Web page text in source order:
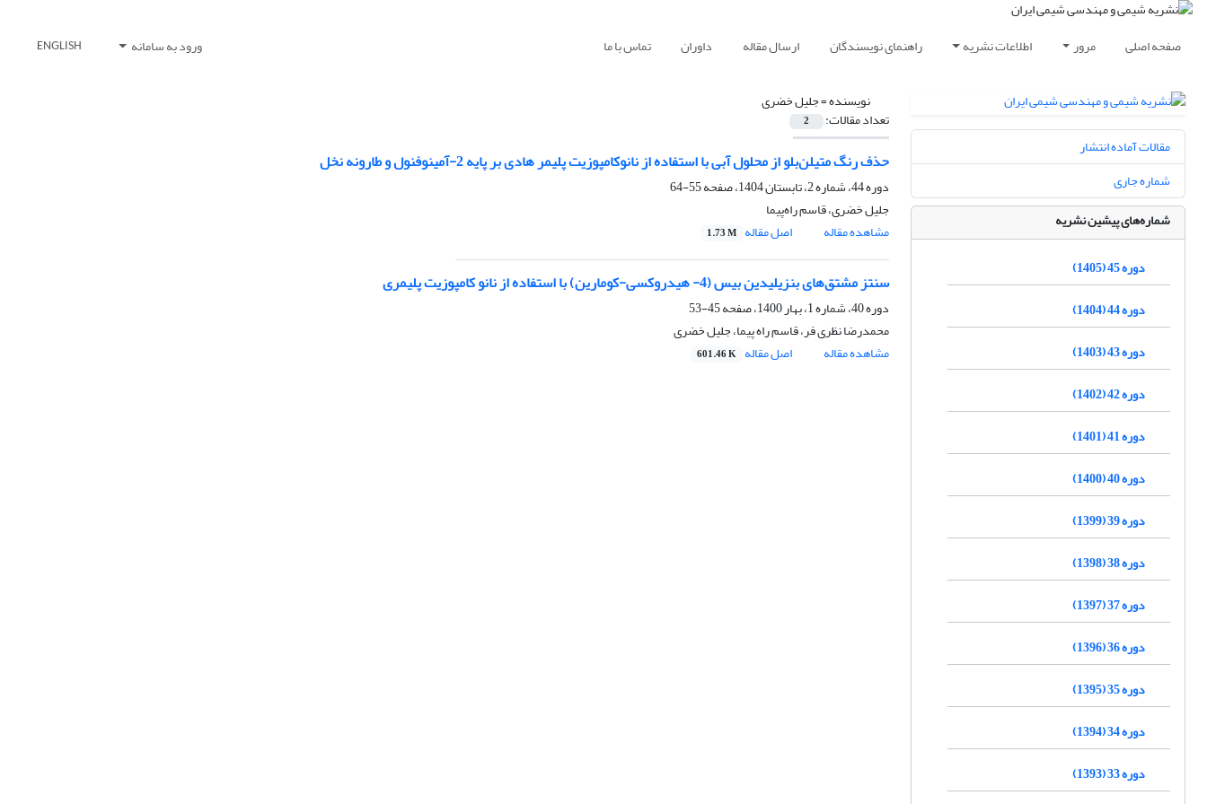
صفحه اصلی مرور اطلاعات نشریه راهنمای نویسندگان ارسال مقاله داوران تماس با ما ورود به سامانه ENGLISH
نویسنده =جلیل خضری
تعداد مقالات: 2
حذف رنگ متیلن‌بلو از محلول آبی با استفاده از نانوکامپوزیت پلیمر هادی بر پایه 2-آمینوفنول و طارونه‌ نخل
دوره 44، شماره 2، تابستان 1404، صفحه
55-64
جلیل خضری، قاسم راه‌پیما
مشاهده مقاله
اصل مقاله 1.73 M
سنتز مشتق‌های بنزیلیدین بیس (‌4- هیدروکسی-کومارین‌) با استفاده از نانو کامپوزیت پلیمری
دوره 40، شماره 1، بهار 1400، صفحه
45-53
محمدرضا نظری فر، قاسم راه پیما، جلیل خضری
مشاهده مقاله
اصل مقاله 601.46 K
مقالات آماده انتشار
شماره جاری
شماره‌های پیشین نشریه
دوره 45 (1405)
دوره 44 (1404)
دوره 43 (1403)
دوره 42 (1402)
دوره 41 (1401)
دوره 40 (1400)
دوره 39 (1399)
دوره 38 (1398)
دوره 37 (1397)
دوره 36 (1396)
دوره 35 (1395)
دوره 34 (1394)
دوره 33 (1393)